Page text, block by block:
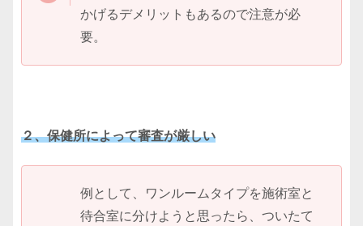
かげるデメリットもあるので注意が必
要。
２、保健所によって審査が厳しい
例として、ワンルームタイプを施術室と
待合室に分けようと思ったら、ついたて